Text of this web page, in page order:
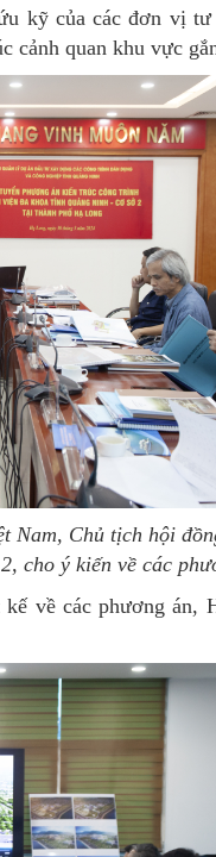
kỹ của các đơn vị
cảnh quan khu vực
Chủ tịch hội
cho ý kiến về các
về các phương án,